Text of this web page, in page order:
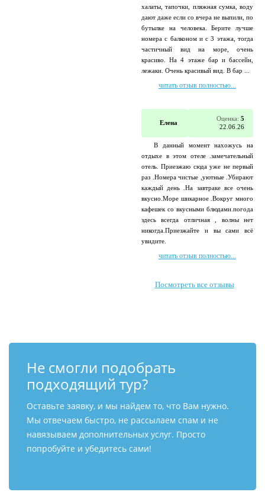
халаты, тапочки, пляжная сумка, воду
дают даже если со вчера не выпили, по
бутылке на человека. Берите лучше
номера с балконом и с 3 этажа, тогда
частичный вид на море, очень
красиво. На 4 этаже бар и бассейн,
лежаки. Очень красивый вид. В бар ...
читать отзыв полностью...
Елена
Оценка: 5
22.06.26
В данный момент нахожусь на
отдыхе в этом отеле .замечательный
отель. Приезжаю сюда уже не первый
раз .Номера чистые ,уютные .Убирают
каждый день .На завтраке все очень
вкусно.Море шикарное .Вокруг много
кафешек со вкусными блюдами.погода
здесь всегда отличная , волны нет
никогда.Приезжайте и вы сами всё
увидите.
читать отзыв полностью...
Посмотреть все отзывы
Не смогли подобрать
подходящий тур?
Оставьте заявку, и мы найдем то, что Вам нужно.
Мы отвечаем быстро, не рассылаем спам и не
навязываем дополнительных услуг. Просто
попробуйте и убедитесь сами!